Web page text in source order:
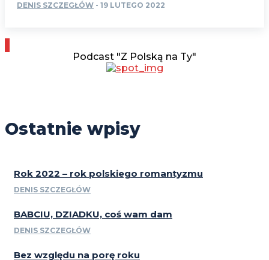
DENIS SZCZEGŁÓW - 19 LUTEGO 2022
Podcast "Z Polską na Ty"
Ostatnie wpisy
Rok 2022 – rok polskiego romantyzmu
DENIS SZCZEGŁÓW
BABCIU, DZIADKU, coś wam dam
DENIS SZCZEGŁÓW
Bez względu na porę roku